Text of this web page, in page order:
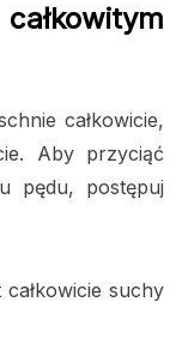
całkowicie,
Aby przyciąć
pędu, postępuj
suchy